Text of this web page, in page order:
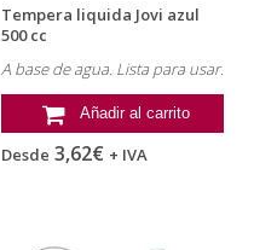
Tempera liquida Jovi azul
500 cc
A base de agua. Lista para usar.
Añadir al carrito
Desde 3,62€ + IVA